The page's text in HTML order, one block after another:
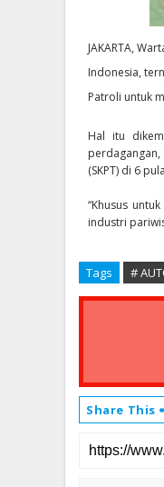
JAKARTA,
Indonesia,
Patroli untuk
Hal itu
(SKPT) di 6
“Khusus
industri
Tags #
Share This